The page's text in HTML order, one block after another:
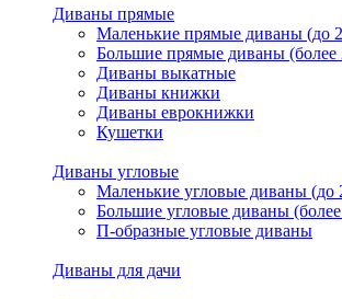
Диваны прямые
Маленькие прямые диваны (до
Большие прямые диваны (более
Диваны выкатные
Диваны книжки
Диваны еврокнижки
Кушетки
Диваны угловые
Маленькие угловые диваны (до
Большие угловые диваны
П-образные угловые диваны
Диваны для дачи